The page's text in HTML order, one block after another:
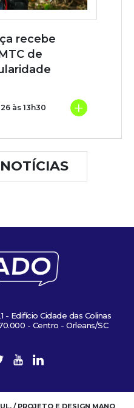
recebe
de
às 13h30 +
- Edifício Cidade das Colinas
- Centro - Orleans/SC
/ PROJETO E DESIGN MANO